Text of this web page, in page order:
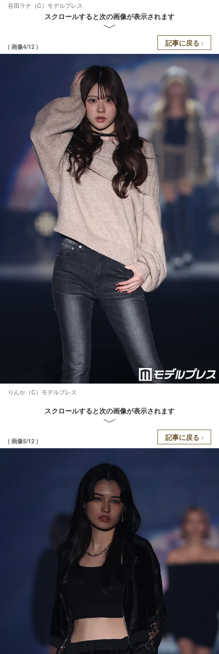
谷田ラナ（C）モデルプレス
スクロールすると次の画像が表示されます
( 画像4/12 ) 記事に戻る
りんか（C）モデルプレス
スクロールすると次の画像が表示されます
( 画像5/12 ) 記事に戻る